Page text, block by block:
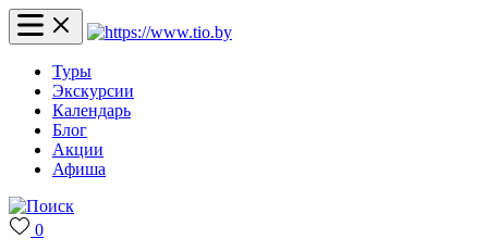
Туры
Экскурсии
Календарь
Блог
Акции
Афиша
0